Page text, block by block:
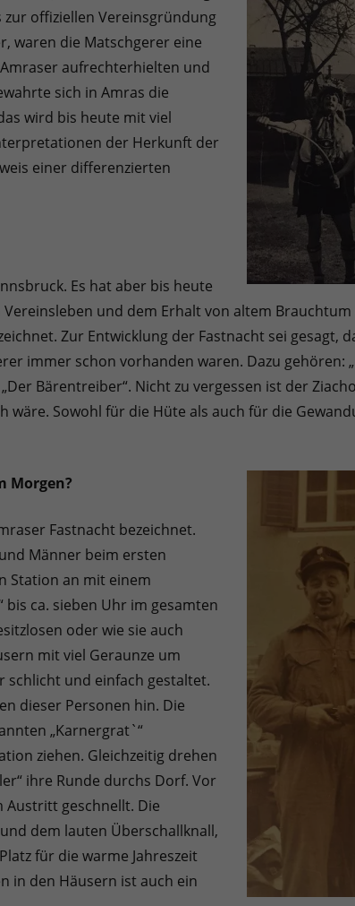
offiziellen Vereinsgründung
waren die Matschgerer eine
aufrechterhielten und
sich in Amras die
wird bis heute mit viel
der Herkunft der
einer differenzierten
Es hat aber bis heute
und dem Erhalt von altem
Zur Entwicklung der Fastnacht sei gesagt,
immer schon vorhanden waren. Dazu gehören:
„Der Bärentreiber“. Nicht zu vergessen ist der
Sowohl für die Hüte als auch für die
Morgen?
Fastnacht bezeichnet.
Männer beim ersten
Station an mit einem
ca. sieben Uhr im gesamten
oder wie sie auch
mit viel Geraunze um
schlicht und einfach gestaltet.
dieser Personen hin. Die
„Karnergrat`“
ziehen. Gleichzeitig drehen
ihre Runde durchs Dorf. Vor
Austritt geschnellt. Die
dem lauten Überschallknall,
für die warme Jahreszeit
in den Häusern ist auch ein